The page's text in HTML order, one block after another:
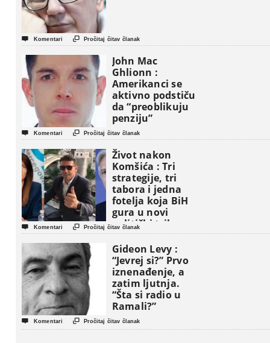
 Komentari  Pročitaj čitav članak
John Mac
Ghlionn :
Amerikanci se
aktivno podstiču
da “preoblikuju
penziju”
 Komentari  Pročitaj čitav članak
Život nakon
Komšića : Tri
strategije, tri
tabora i jedna
fotelja koja BiH
gura u novi
politički triler
 Komentari  Pročitaj čitav članak
Gideon Levy :
“Jevrej si?” Prvo
iznenađenje, a
zatim ljutnja.
“Šta si radio u
Ramali?”
 Komentari  Pročitaj čitav članak